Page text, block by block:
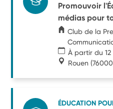
Promouvoir
médias pour
Club de la
À partir du
Rouen
ÉDUCATION